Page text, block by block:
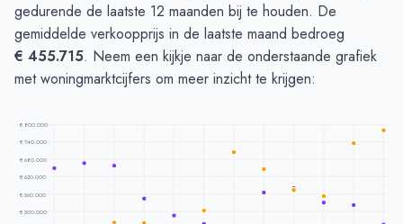
gedurende de laatste 12 maanden bij te houden. De
gemiddelde verkoopprijs in de laatste maand bedroeg
€ 455.715. Neem een kijkje naar de onderstaande grafiek
met woningmarktcijfers om meer inzicht te krijgen:
€ 800.000
€ 740.000
€ 680.000
€ 620.000
€ 560.000
€ 500.000